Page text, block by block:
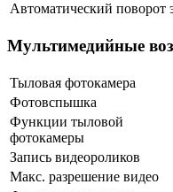
Автоматический поворот
Мультимедийные
Тыловая фотокамера
Фотовспышка
Функции тыловой
фотокамеры
Запись видеороликов
Макс. разрешение видео